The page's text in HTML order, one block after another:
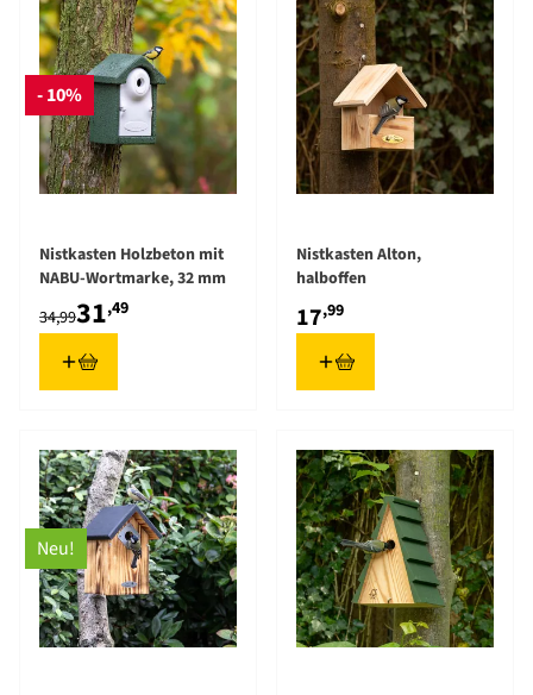
- 10%
Nistkasten Holzbeton mit
NABU-Wortmarke, 32 mm
31,49
34,99
Nistkasten Alton,
halboffen
17,99
Neu!